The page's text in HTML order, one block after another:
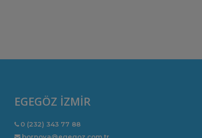
EGEGÖZ İZMİR
0 (232) 343 77 88